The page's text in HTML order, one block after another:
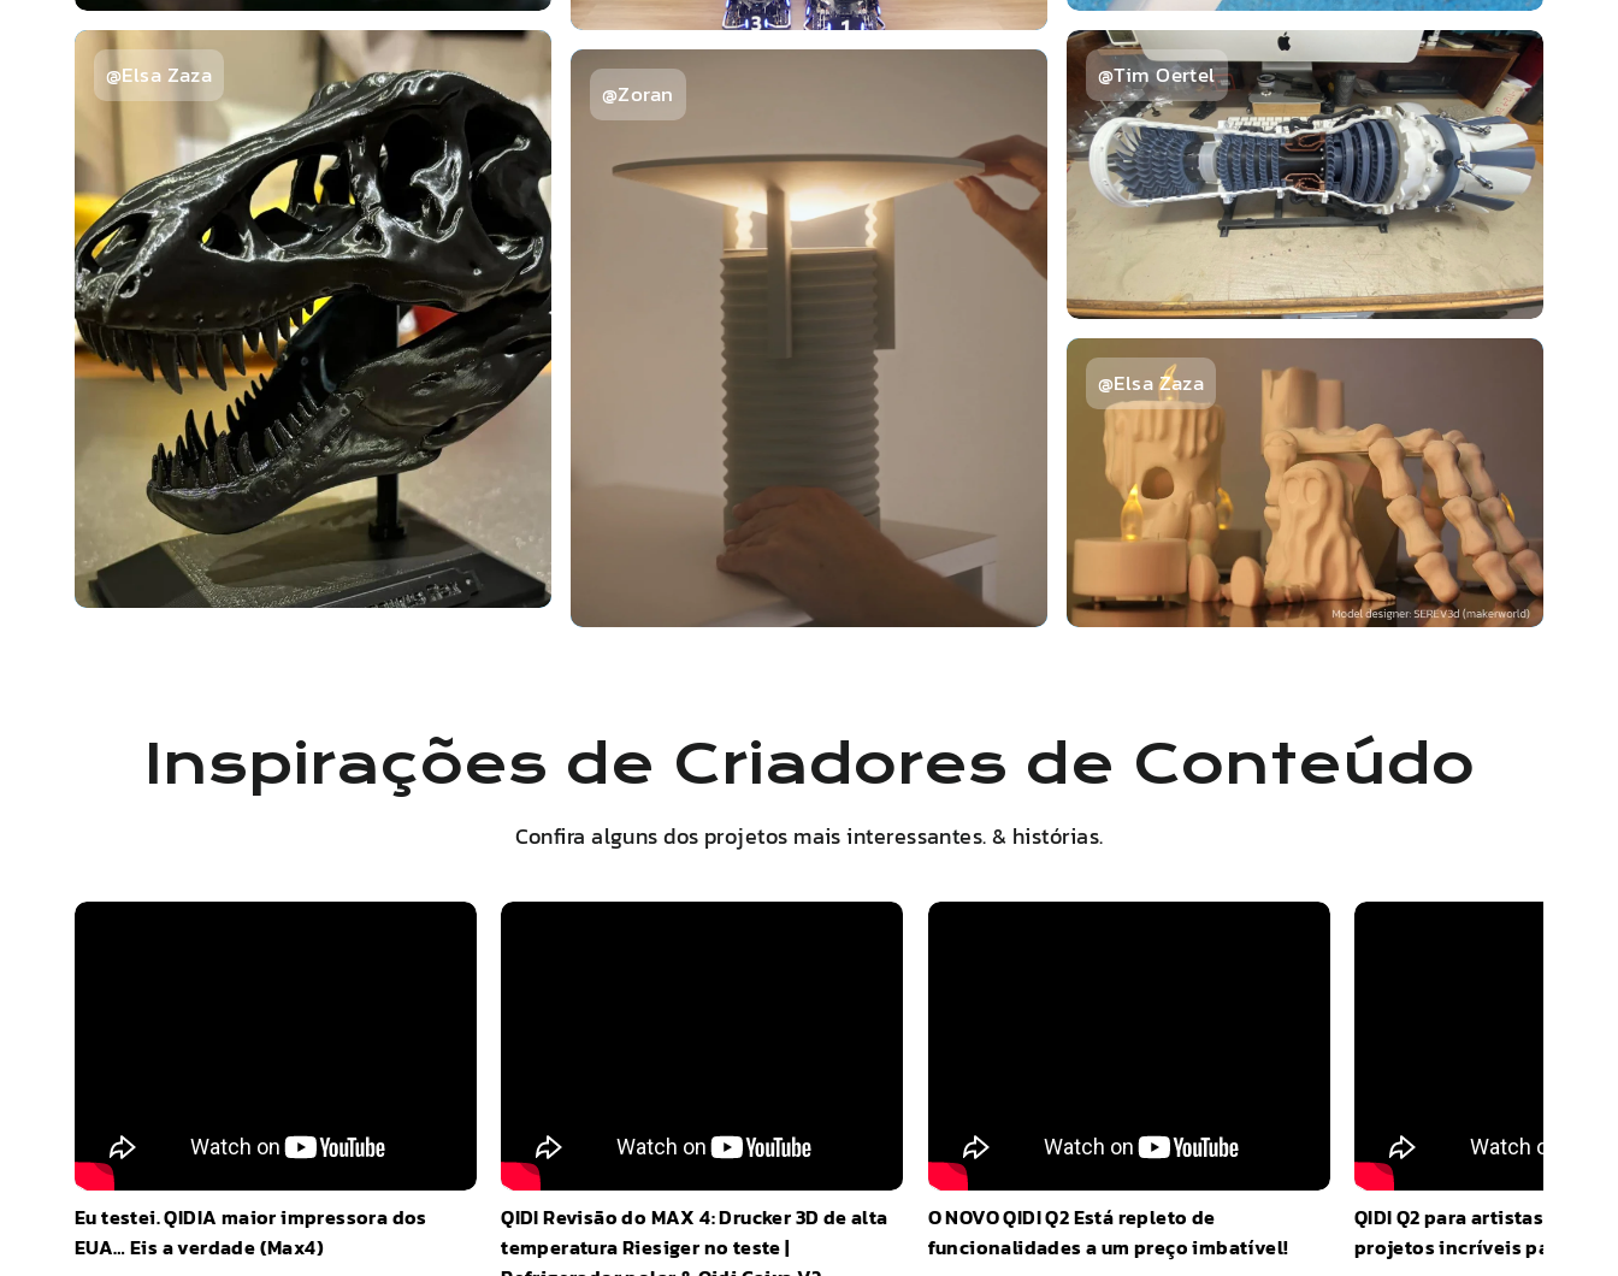
@Elsa Zaza
@Zoran
@Tim Oertel
@Elsa Zaza
Inspirações de Criadores de Conteúdo
Confira alguns dos projetos mais interessantes. & histórias.
Eu testei.QIDIA maior impressora dos
EUA… Eis a verdade (Max4)
QIDIRevisão do MAX 4: Drucker 3D de alta
temperatura Riesiger no teste |
O NOVOQIDIQ2Está repleto de
funcionalidades a um preço imbatível!
QIDIQ2para artistas 3D?
projetos incríveis para